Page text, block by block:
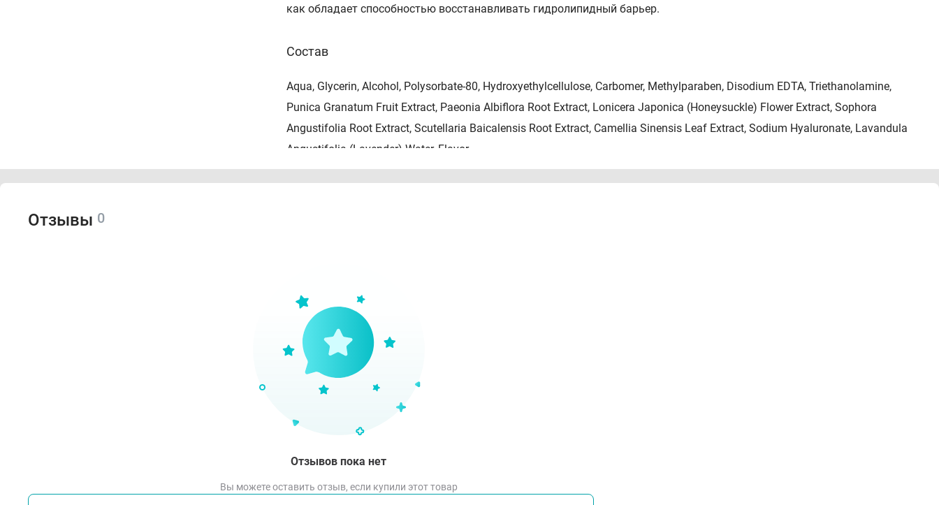
как обладает способностью восстанавливать гидролипидный барьер.
Состав
Aqua, Glycerin, Alcohol, Polysorbate-80, Hydroxyethylcellulose, Carbomer, Methylparaben, Disodium EDTA, Triethanolamine,
Punica Granatum Fruit Extract, Paeonia Albiflora Root Extract, Lonicera Japonica (Honeysuckle) Flower Extract, Sophora
Angustifolia Root Extract, Scutellaria Baicalensis Root Extract, Camellia Sinensis Leaf Extract, Sodium Hyaluronate, Lavandula
Angustifolia (Lavender) Water, Flavor.
4. Аккуратно распределить маску на лице. Эссенцию, которая осталась в пакете, нанесите на шею и декольте.
5. По истечении 20-30 минут маску снять, ничего смывать не нужно!
Отзывы 0
Отзывов пока нет
Вы можете оставить отзыв, если купили этот товар